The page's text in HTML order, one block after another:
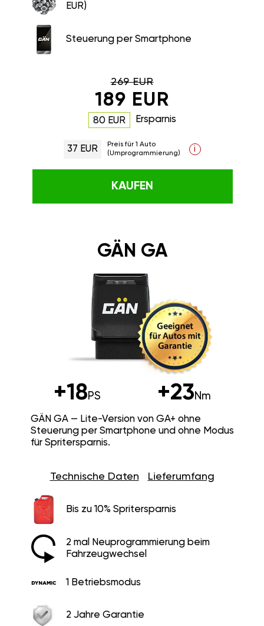
EUR)
Steuerung per Smartphone
269 EUR
189 EUR
80 EUR Ersparnis
37 EUR
Preis für 1 Auto
(Umprogrammierung)
i
KAUFEN
GÄN GA
+18PS +23Nm
GÄN GA — Lite-Version von GA+ ohne
Steuerung per Smartphone und ohne Modus
für Spritersparnis.
Technische Daten Lieferumfang
Bis zu 10% Spritersparnis
2 mal Neuprogrammierung beim
Fahrzeugwechsel
1 Betriebsmodus
2 Jahre Garantie